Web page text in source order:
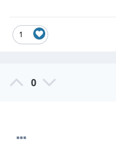
1
0